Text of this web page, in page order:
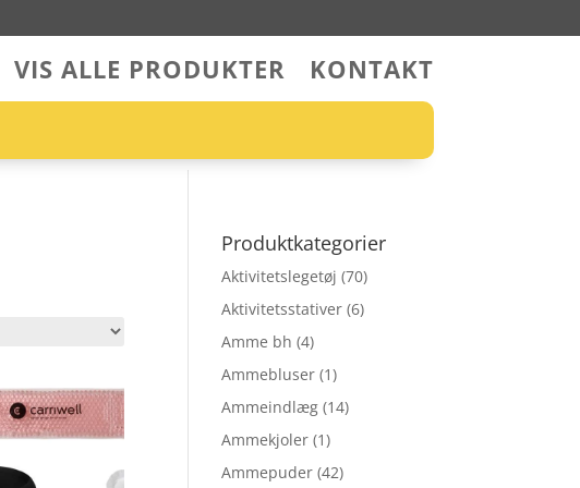
VIS ALLE PRODUKTER KONTAKT
Produktkategorier
Aktivitetslegetøj (70)
Aktivitetsstativer (6)
Amme bh (4)
Ammebluser (1)
Ammeindlæg (14)
Ammekjoler (1)
Ammepuder (42)